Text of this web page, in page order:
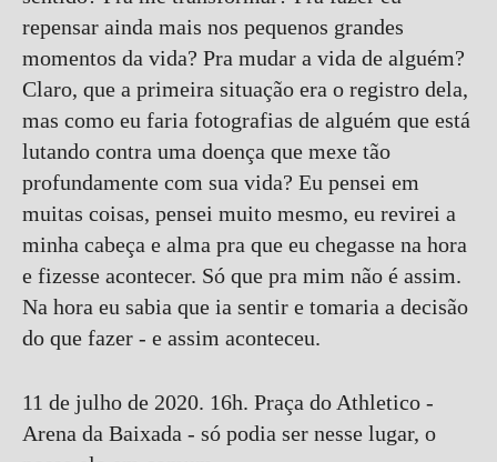
repensar ainda mais nos pequenos grandes
momentos da vida? Pra mudar a vida de alguém?
Claro, que a primeira situação era o registro dela,
mas como eu faria fotografias de alguém que está
lutando contra uma doença que mexe tão
profundamente com sua vida? Eu pensei em
muitas coisas, pensei muito mesmo, eu revirei a
minha cabeça e alma pra que eu chegasse na hora
e fizesse acontecer. Só que pra mim não é assim.
Na hora eu sabia que ia sentir e tomaria a decisão
do que fazer - e assim aconteceu.
11 de julho de 2020. 16h. Praça do Athletico -
Arena da Baixada - só podia ser nesse lugar, o